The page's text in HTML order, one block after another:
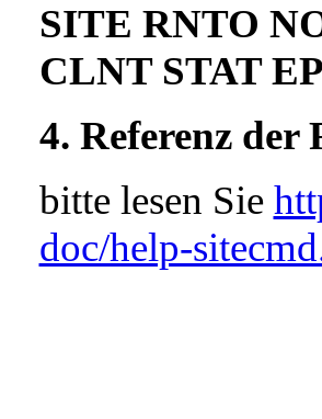
SITE RNTO
CLNT STAT
4. Referenz der
bitte lesen Sie
doc/help-